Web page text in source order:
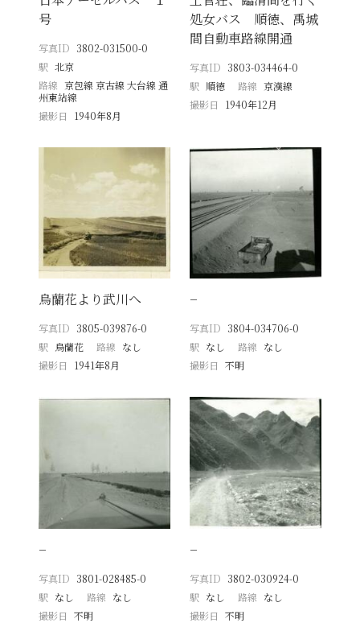
号
写真ID 3802-031500-0
駅 北京
路線 京包線 京古線 大台線 通
州東站線
撮影日
1940年8月
処女バス 順徳、禹城
間自動車路線開通
写真ID 3803-034464-0
駅 順徳 路線 京漢線
撮影日
1940年12月
烏蘭花より武川へ
写真ID 3805-039876-0
駅 烏蘭花 路線 なし
撮影日
1941年8月
−
写真ID 3804-034706-0
駅 なし 路線 なし
撮影日 不明
−
写真ID 3801-028485-0
駅 なし 路線 なし
撮影日
不明
−
写真ID 3802-030924-0
駅 なし 路線 なし
撮影日 不明